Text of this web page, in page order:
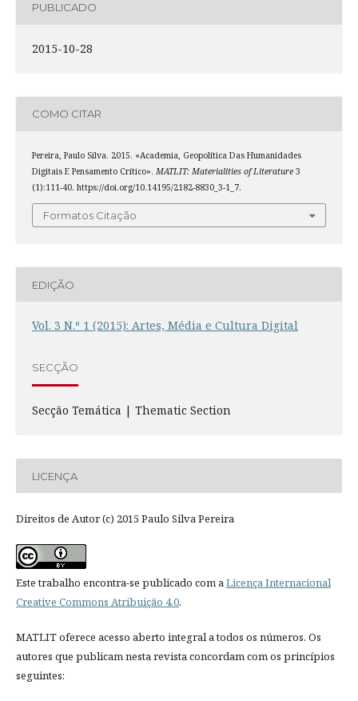
PUBLICADO
2015-10-28
COMO CITAR
Pereira, Paulo Silva. 2015. «Academia, Geopolítica Das Humanidades
Digitais E Pensamento Crítico». MATLIT: Materialities of Literature3
(1):111-40. https://doi.org/10.14195/2182-8830_3-1_7.
Formatos Citação
EDIÇÃO
Vol. 3 N.º 1 (2015): Artes, Média e Cultura Digital
SECÇÃO
Secção Temática | Thematic Section
LICENÇA
Direitos de Autor (c) 2015 Paulo Silva Pereira
Este trabalho encontra-se publicado com aLicença Internacional
Creative Commons Atribuição 4.0.
MATLIT oferece acesso aberto integral a todos os números. Os
autores que publicam nesta revista concordam com os princípios
seguintes: